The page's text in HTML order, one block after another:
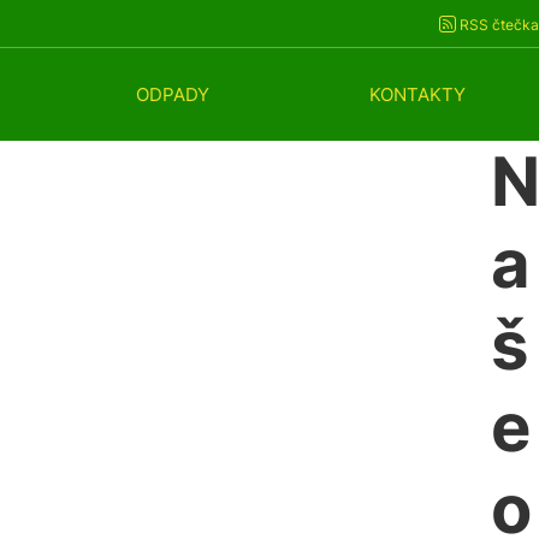
RSS čtečka
ODPADY KONTAKTY
N
a
š
e
o